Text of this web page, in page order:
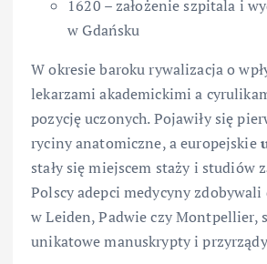
1620 – założenie szpitala i
w Gdańsku
W okresie baroku rywalizacja o
lekarzami akademickimi a
pozycję uczonych. Pojawiły się
ryciny anatomiczne, a europejskie
stały się miejscem staży i studiów
Polscy adepci medycyny
w Leiden, Padwie czy Montpellier,
unikatowe manuskrypty i